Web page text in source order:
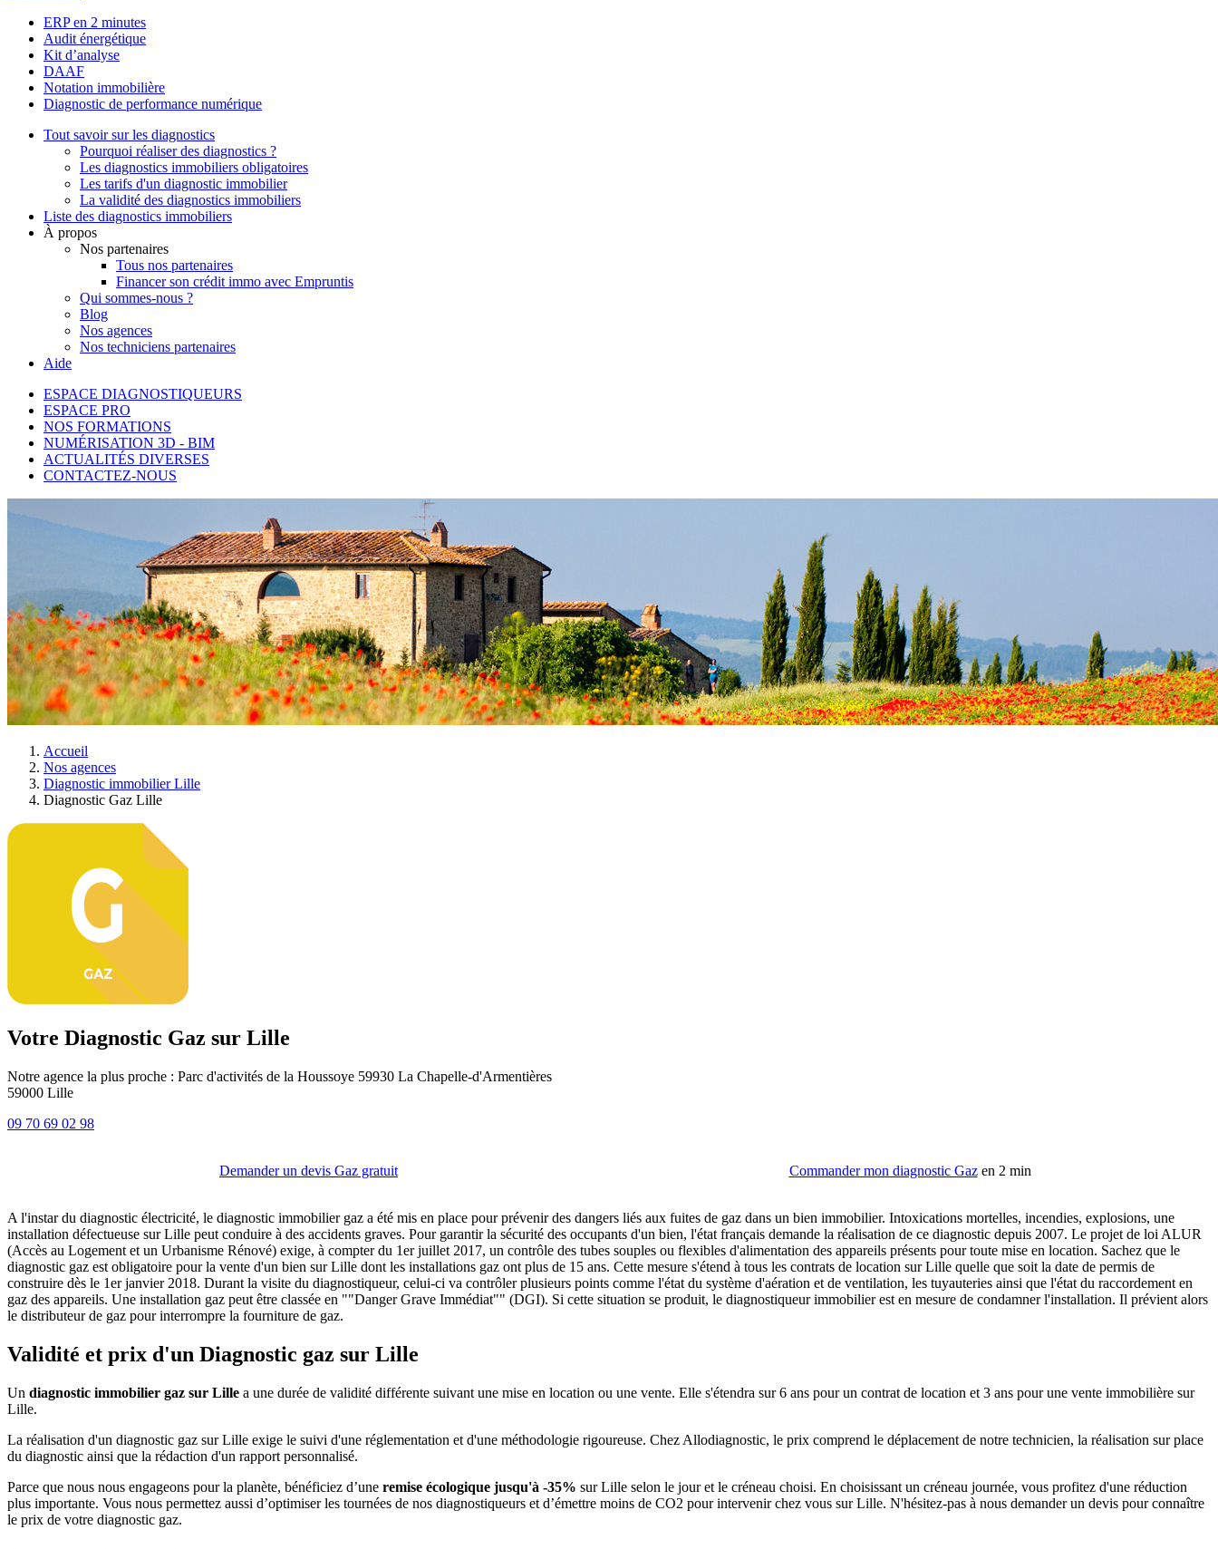
ERP en 2 minutes
Audit énergétique
Kit d’analyse
DAAF
Notation immobilière
Diagnostic de performance numérique
Tout savoir sur les diagnostics
Pourquoi réaliser des diagnostics ?
Les diagnostics immobiliers obligatoires
Les tarifs d'un diagnostic immobilier
La validité des diagnostics immobiliers
Liste des diagnostics immobiliers
À propos
Nos partenaires
Tous nos partenaires
Financer son crédit immo avec Empruntis
Qui sommes-nous ?
Blog
Nos agences
Nos techniciens partenaires
Aide
ESPACE DIAGNOSTIQUEURS
ESPACE PRO
NOS FORMATIONS
NUMÉRISATION 3D - BIM
ACTUALITÉS DIVERSES
CONTACTEZ-NOUS
Accueil
Nos agences
Diagnostic immobilier Lille
Diagnostic Gaz Lille
Votre Diagnostic Gaz sur Lille
Notre agence la plus proche : Parc d'activités de la Houssoye 59930 La Chapelle-d'Armentières
59000 Lille
09 70 69 02 98
Demander un devis Gaz gratuit Commander mon diagnostic Gazen 2 min
A l'instar du diagnostic électricité, le diagnostic immobilier gaz a été mis en place pour prévenir des dangers liés aux fuites de gaz dans un bien immobilier. Intoxications mortelles, incendies, explosions, une
installation défectueuse sur Lille peut conduire à des accidents graves. Pour garantir la sécurité des occupants d'un bien, l'état français demande la réalisation de ce diagnostic depuis 2007. Le projet de loi ALUR
(Accès au Logement et un Urbanisme Rénové) exige, à compter du 1er juillet 2017, un contrôle des tubes souples ou flexibles d'alimentation des appareils présents pour toute mise en location. Sachez que le
diagnostic gaz est obligatoire pour la vente d'un bien sur Lille dont les installations gaz ont plus de 15 ans. Cette mesure s'étend à tous les contrats de location sur Lille quelle que soit la date de permis de
construire dès le 1er janvier 2018. Durant la visite du diagnostiqueur, celui-ci va contrôler plusieurs points comme l'état du système d'aération et de ventilation, les tuyauteries ainsi que l'état du raccordement en
gaz des appareils. Une installation gaz peut être classée en ""Danger Grave Immédiat"" (DGI). Si cette situation se produit, le diagnostiqueur immobilier est en mesure de condamner l'installation. Il prévient alors
le distributeur de gaz pour interrompre la fourniture de gaz.
Validité et prix d'un Diagnostic gaz sur Lille
Un diagnostic immobilier gaz sur Lille a une durée de validité différente suivant une mise en location ou une vente. Elle s'étendra sur 6 ans pour un contrat de location et 3 ans pour une vente immobilière sur
Lille.
La réalisation d'un diagnostic gaz sur Lille exige le suivi d'une réglementation et d'une méthodologie rigoureuse. Chez Allodiagnostic, le prix comprend le déplacement de notre technicien, la réalisation sur place
du diagnostic ainsi que la rédaction d'un rapport personnalisé.
Parce que nous nous engageons pour la planète, bénéficiez d’une remise écologique jusqu'à -35% sur Lille selon le jour et le créneau choisi. En choisissant un créneau journée, vous profitez d'une réduction
plus importante. Vous nous permettez aussi d’optimiser les tournées de nos diagnostiqueurs et d’émettre moins de CO2 pour intervenir chez vous sur Lille. N'hésitez-pas à nous demander un devis pour connaître
le prix de votre diagnostic gaz.